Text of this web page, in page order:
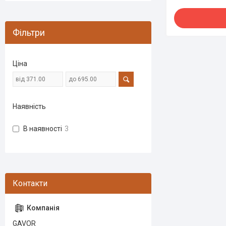
Фільтри
Ціна
Наявність
В наявності 3
GAVOR